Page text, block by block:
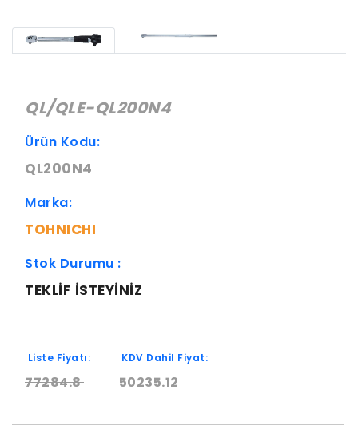
QL/QLE-QL200N4
Ürün Kodu:
QL200N4
Marka:
TOHNICHI
Stok Durumu :
TEKLIF ISTEYINIZ
Liste Fiyatı:
77284.8
KDV Dahil Fiyat:
50235.12